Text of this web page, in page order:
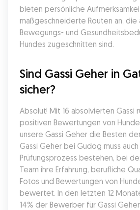
bieten persönliche
maßgeschneiderte Routen an, die
Bewegungs- und
Hundes zugeschnitten sind.
Sind Gassi Geher in
sicher?
Absolut! Mit 16 absolvierten Gassi
positiven Bewertungen von
unsere Gassi Geher die Besten
Gassi Geher bei Gudog muss
Prüfungsprozess bestehen, bei
Team ihre Erfahrung, berufliche
Fotos und Bewertungen von
bewertet. In den letzten 12
14% der Bewerber für Gassi